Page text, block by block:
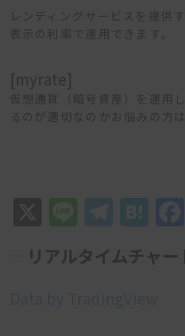
レンディングサービスを提供
表示の利率で運用できます。
[myrate]
仮想通貨（暗号資産）を運用
るのが適切なのかお悩みの方
X Line
リアルタイムチャー